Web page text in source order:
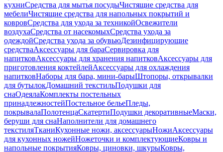
кухниСредства для мытья посудыЧистящие средства для
мебелиЧистящие средства для напольных покрытий и
ковровСредства для ухода за техникойОсвежители
воздухаСредства от насекомыхСредства ухода за
одеждойСредства ухода за обувьюДезинфицирующие
средстваАксессуары для бараСервировка для
напитковАксессуары для хранения напитковАксессуары для
приготовления коктейлейАксессуары для охлаждения
напитковНаборы для бара, мини-барыШтопоры, открывалки
для бутылокДомашний текстильПодушки для
снаОдеялаКомплекты постельных
принадлежностейПостельное бельеПледы,
покрывалаПолотенцаСкатертиПодушки декоративныеМаски,
беруши для снаНаполнители для домашнего
текстиляТканиКухонные ножи, аксессуарыНожиАксессуары
для кухонных ножейНожеточки и комплектующиеКовры и
напольные покрытияКовры, циновки, шкурыКовры,